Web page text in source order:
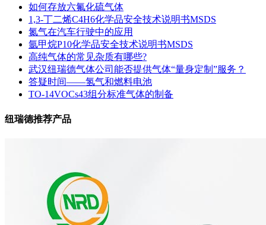
如何存放六氟化硫气体
1,3-丁二烯C4H6化学品安全技术说明书MSDS
氮气在汽车行驶中的应用
氩甲烷P10化学品安全技术说明书MSDS
高纯气体的常见杂质有哪些?
武汉纽瑞德气体公司能否提供气体“量身定制”服务？
答疑时间——氢气和燃料电池
TO-14VOCs43组分标准气体的制备
纽瑞德推荐产品